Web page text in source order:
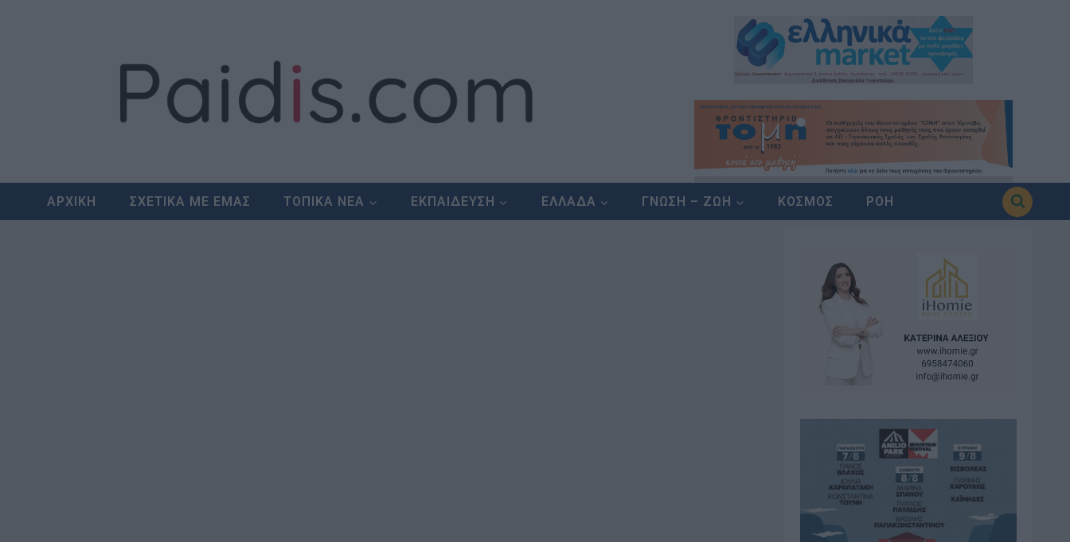
ΑΡΧΙΚΗ ΣΧΕΤΙΚΑ ΜΕ ΕΜΑΣ ΤΟΠΙΚΑ ΝΕΑ ΕΚΠΑΙΔΕΥΣΗ ΕΛΛΑΔΑ ΓΝΩΣΗ – ΖΩΗ ΚΟΣΜΟΣ ΡΟΗ